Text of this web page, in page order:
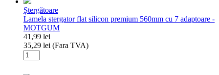
Ștergătoare
Lamela stergator flat silicon premium 560mm cu 7 adaptoare -
MOTGUM
41,99 lei
35,29 lei (Fara TVA)
Cantitate
Lamela